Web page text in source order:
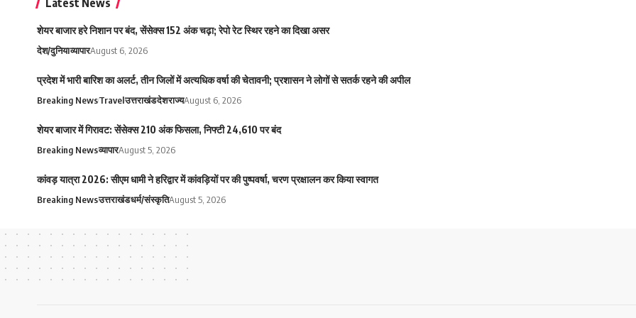
Latest News
शेयर बाजार हरे निशान पर बंद, सेंसेक्स 152 अंक चढ़ा; रेपो रेट स्थिर रहने का दिखा असर
देश/दुनियाव्यापारAugust 6, 2026
प्रदेश में भारी बारिश का अलर्ट, तीन जिलों में अत्यधिक वर्षा की चेतावनी; प्रशासन ने लोगों से सतर्क रहने की अपील
Breaking NewsTravelउत्तराखंडदेशराज्यAugust 6, 2026
शेयर बाजार में गिरावट: सेंसेक्स 210 अंक फिसला, निफ्टी 24,610 पर बंद
Breaking Newsव्यापारAugust 5, 2026
कांवड़ यात्रा 2026: सीएम धामी ने हरिद्वार में कांवड़ियों पर की पुष्पवर्षा, चरण प्रक्षालन कर किया स्वागत
Breaking Newsउत्तराखंडधर्म/संस्कृतिAugust 5, 2026